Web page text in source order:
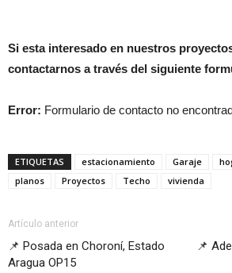
Si esta interesado en nuestros
contactarnos a través del siguiente
Error: Formulario de contacto no
ETIQUETAS estacionamiento Garaje
planos
Proyectos Techo vivienda
Artículo anterior
📌 Posada en Choroní, Estado
Aragua OP15
📌